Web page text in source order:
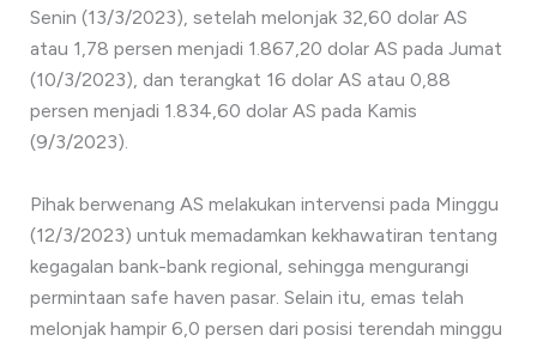
Senin (13/3/2023), setelah melonjak 32,60 dolar AS
atau 1,78 persen menjadi 1.867,20 dolar AS pada Jumat
(10/3/2023), dan terangkat 16 dolar AS atau 0,88
persen menjadi 1.834,60 dolar AS pada Kamis
(9/3/2023).
Pihak berwenang AS melakukan intervensi pada Minggu
(12/3/2023) untuk memadamkan kekhawatiran tentang
kegagalan bank-bank regional, sehingga mengurangi
permintaan safe haven pasar. Selain itu, emas telah
melonjak hampir 6,0 persen dari posisi terendah minggu